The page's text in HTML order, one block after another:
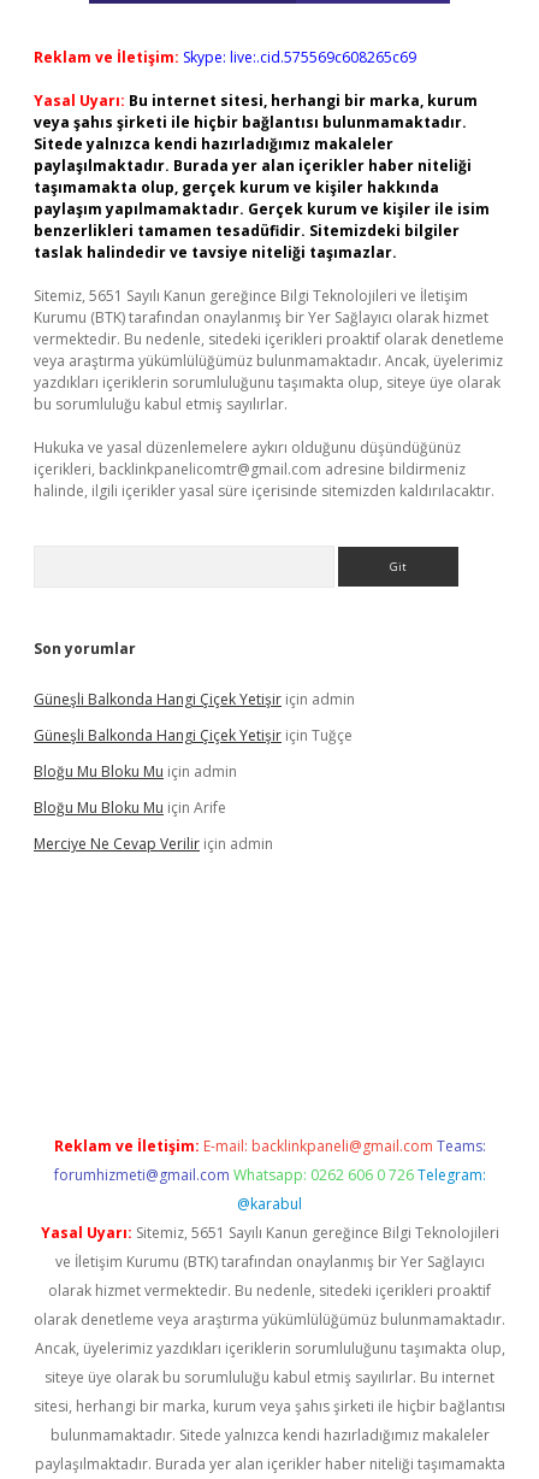
Reklam ve İletişim: Skype: live:.cid.575569c608265c69
Yasal Uyarı: Bu internet sitesi, herhangi bir marka, kurum
veya şahıs şirketi ile hiçbir bağlantısı bulunmamaktadır.
Sitede yalnızca kendi hazırladığımız makaleler
paylaşılmaktadır. Burada yer alan içerikler haber niteliği
taşımamakta olup, gerçek kurum ve kişiler hakkında
paylaşım yapılmamaktadır. Gerçek kurum ve kişiler ile isim
benzerlikleri tamamen tesadüfidir. Sitemizdeki bilgiler
taslak halindedir ve tavsiye niteliği taşımazlar.
Sitemiz, 5651 Sayılı Kanun gereğince Bilgi Teknolojileri ve İletişim
Kurumu (BTK) tarafından onaylanmış bir Yer Sağlayıcı olarak hizmet
vermektedir. Bu nedenle, sitedeki içerikleri proaktif olarak denetleme
veya araştırma yükümlülüğümüz bulunmamaktadır. Ancak, üyelerimiz
yazdıkları içeriklerin sorumluluğunu taşımakta olup, siteye üye olarak
bu sorumluluğu kabul etmiş sayılırlar.
Hukuka ve yasal düzenlemelere aykırı olduğunu düşündüğünüz
içerikleri, backlinkpanelicomtr@gmail.com adresine bildirmeniz
halinde, ilgili içerikler yasal süre içerisinde sitemizden kaldırılacaktır.
Son yorumlar
Güneşli Balkonda Hangi Çiçek Yetişir için admin
Güneşli Balkonda Hangi Çiçek Yetişir için Tuğçe
Bloğu Mu Bloku Mu için admin
Bloğu Mu Bloku Mu için Arife
Merciye Ne Cevap Verilir için admin
Reklam ve İletişim: E-mail: backlinkpaneli@gmail.com Teams:
forumhizmeti@gmail.com Whatsapp: 0262 606 0 726 Telegram:
@karabul
Yasal Uyarı: Sitemiz, 5651 Sayılı Kanun gereğince Bilgi Teknolojileri
ve İletişim Kurumu (BTK) tarafından onaylanmış bir Yer Sağlayıcı
olarak hizmet vermektedir. Bu nedenle, sitedeki içerikleri proaktif
olarak denetleme veya araştırma yükümlülüğümüz bulunmamaktadır.
Ancak, üyelerimiz yazdıkları içeriklerin sorumluluğunu taşımakta olup,
siteye üye olarak bu sorumluluğu kabul etmiş sayılırlar. Bu internet
sitesi, herhangi bir marka, kurum veya şahıs şirketi ile hiçbir bağlantısı
bulunmamaktadır. Sitede yalnızca kendi hazırladığımız makaleler
paylaşılmaktadır. Burada yer alan içerikler haber niteliği taşımamakta